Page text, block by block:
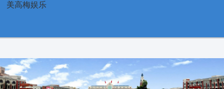
安阳学院经济与管理学院财会教工第一党支部开展扫雪除冰活
美高梅娱乐